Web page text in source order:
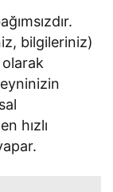
bilgileriniz)
olarak
hızlı